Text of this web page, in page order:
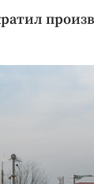
ЖКХ